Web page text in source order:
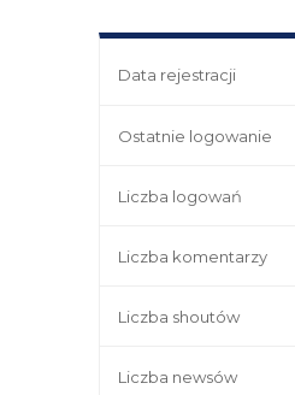
Data rejestracji
Ostatnie logowanie
Liczba logowań
Liczba komentarzy
Liczba shoutów
Liczba newsów